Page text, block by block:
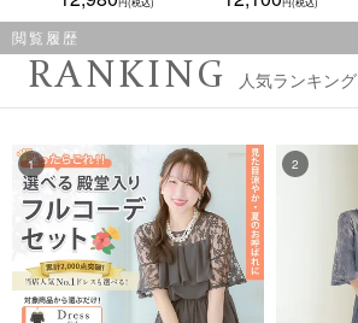
閲覧履歴
RANKING 人気ランキング